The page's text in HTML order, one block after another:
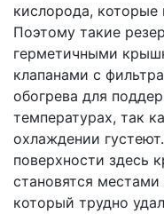
кислорода, которые
Поэтому такие
герметичными
клапанами с
обогрева для
температурах, так
охлаждении
поверхности здесь
становятся
который трудно